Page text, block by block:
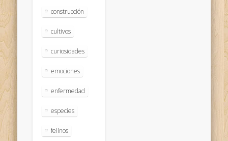
construcción
cultivos
curiosidades
emociones
enfermedad
especies
felinos